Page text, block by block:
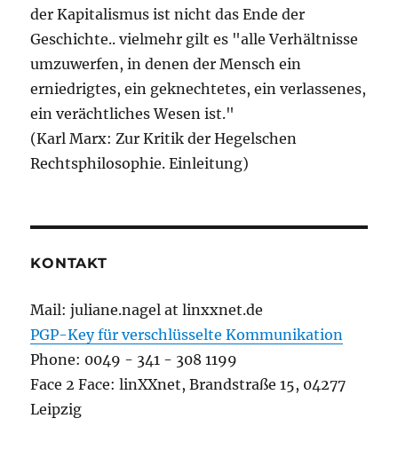
der Kapitalismus ist nicht das Ende der
Geschichte.. vielmehr gilt es "alle Verhältnisse
umzuwerfen, in denen der Mensch ein
erniedrigtes, ein geknechtetes, ein verlassenes,
ein verächtliches Wesen ist."
(Karl Marx: Zur Kritik der Hegelschen
Rechtsphilosophie. Einleitung)
KONTAKT
Mail: juliane.nagel at linxxnet.de
PGP-Key für verschlüsselte Kommunikation
Phone: 0049 - 341 - 308 1199
Face 2 Face: linXXnet, Brandstraße 15, 04277
Leipzig